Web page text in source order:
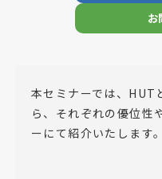
お
本セミナーでは、HUT
ら、それぞれの優位性
ーにて紹介いたします。